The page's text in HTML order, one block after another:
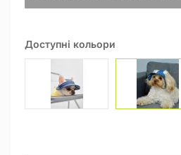
Доступні кольори